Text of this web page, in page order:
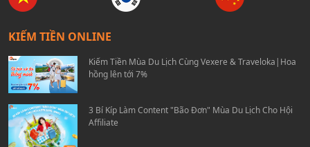
KIẾM TIỀN ONLINE
Kiếm Tiền Mùa Du Lịch Cùng Vexere & Traveloka|Hoa
hồng lên tới 7%
3 Bí Kíp Làm Content "Bão Đơn" Mùa Du Lịch Cho Hội
Affiliate